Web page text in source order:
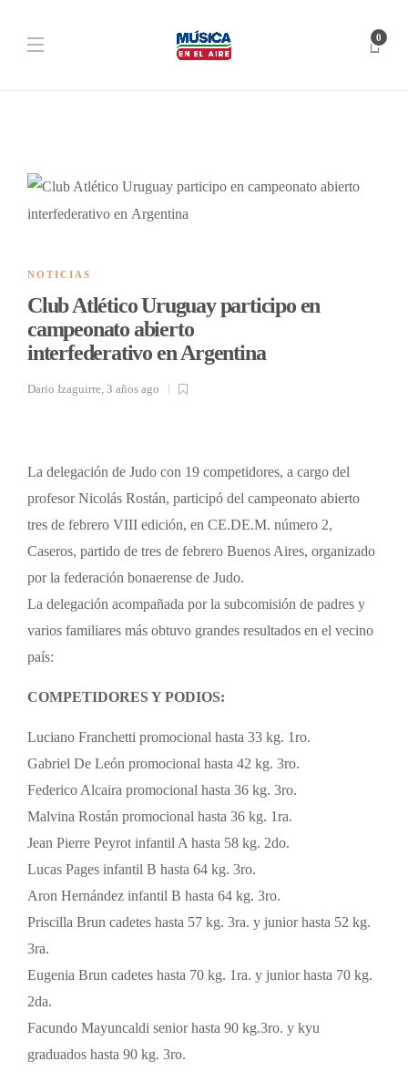
0
NOTICIAS
Club Atlético Uruguay participo en
campeonato abierto
interfederativo en Argentina
Dario Izaguirre, 3 años ago
La delegación de Judo con 19 competidores, a cargo del
profesor Nicolás Rostán, participó del campeonato abierto
tres de febrero VIII edición, en CE.DE.M. número 2,
Caseros, partido de tres de febrero Buenos Aires, organizado
por la federación bonaerense de Judo.
La delegación acompañada por la subcomisión de padres y
varios familiares más obtuvo grandes resultados en el vecino
país:
COMPETIDORES Y PODIOS:
Luciano Franchetti promocional hasta 33 kg. 1ro.
Gabriel De León promocional hasta 42 kg. 3ro.
Federico Alcaira promocional hasta 36 kg. 3ro.
Malvina Rostán promocional hasta 36 kg. 1ra.
Jean Pierre Peyrot infantil A hasta 58 kg. 2do.
Lucas Pages infantil B hasta 64 kg. 3ro.
Aron Hernández infantil B hasta 64 kg. 3ro.
Priscilla Brun cadetes hasta 57 kg. 3ra. y junior hasta 52 kg.
3ra.
Eugenia Brun cadetes hasta 70 kg. 1ra. y junior hasta 70 kg.
2da.
Facundo Mayuncaldi senior hasta 90 kg.3ro. y kyu
graduados hasta 90 kg. 3ro.